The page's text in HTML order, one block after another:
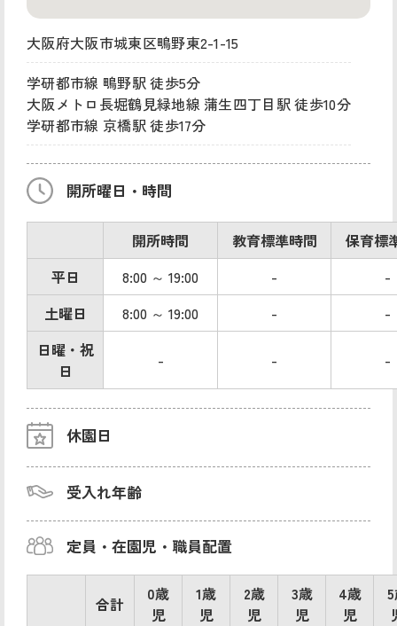
大阪府大阪市城東区鴫野東2-1-15
学研都市線 鴫野駅 徒歩5分
大阪メトロ長堀鶴見緑地線 蒲生四丁目駅 徒歩10分
学研都市線 京橋駅 徒歩17分
開所曜日・時間
開所時間 教育標準時間
保育標
平日
8:00 ～ 19:00 -
-
土曜日
8:00 ～ 19:00 -
-
日曜・祝
日
- - -
休園日
受入れ年齢
定員・在園児・職員配置
合計
0歳
児
1歳
児
2歳
児
3歳
児
4歳
児